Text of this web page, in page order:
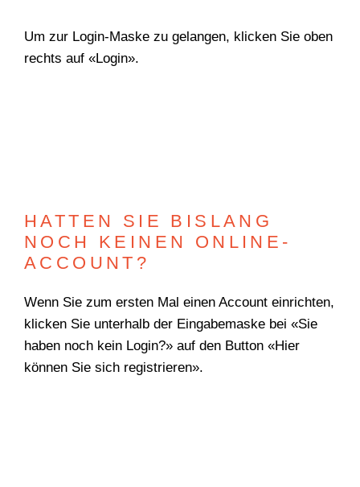
BEZUGSQUELLENVERZEICHNIS
Um zur Login-Maske zu gelangen, klicken Sie oben
rechts auf «Login».
HATTEN SIE BISLANG
NOCH KEINEN ONLINE-
ACCOUNT?
Wenn Sie zum ersten Mal einen Account einrichten,
klicken Sie unterhalb der Eingabemaske bei «Sie
haben noch kein Login?» auf den Button «Hier
können Sie sich registrieren».